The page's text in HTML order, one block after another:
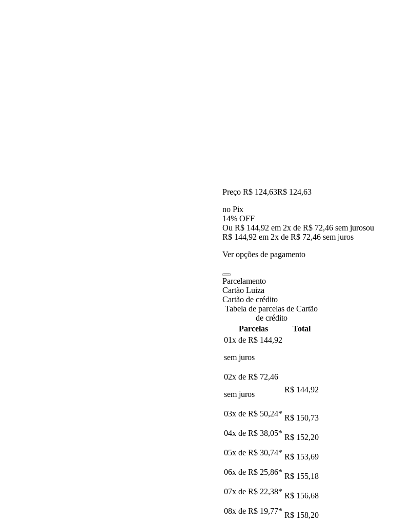
Preço R$ 124,63R$ 124,63
no Pix
14% OFF
Ou R$ 144,92 em 2x de R$ 72,46 sem jurosou
R$ 144,92 em 2x de R$ 72,46 sem juros
Ver opções de pagamento
Parcelamento
Cartão Luiza
Cartão de crédito
Tabela de parcelas de Cartão
de crédito
Parcelas
Total
01x de R$ 144,92
sem juros
02x de R$ 72,46
sem juros
R$ 144,92
03x de R$ 50,24* R$ 150,73
04x de R$ 38,05* R$ 152,20
05x de R$ 30,74* R$ 153,69
06x de R$ 25,86* R$ 155,18
07x de R$ 22,38* R$ 156,68
08x de R$ 19,77* R$ 158,20